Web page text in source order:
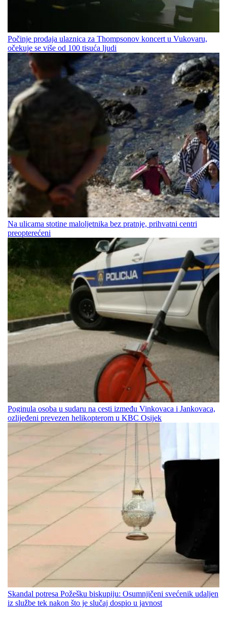
Počinje prodaja ulaznica za Thompsonov koncert u Vukovaru,
očekuje se više od 100 tisuća ljudi
Na ulicama stotine maloljetnika bez pratnje, prihvatni centri
preopterećeni
Poginula osoba u sudaru na cesti između Vinkovaca i Jankovaca,
ozlijeđeni prevezen helikopterom u KBC Osijek
Skandal potresa Požešku biskupiju: Osumnjičeni svećenik udaljen
iz službe tek nakon što je slučaj dospio u javnost